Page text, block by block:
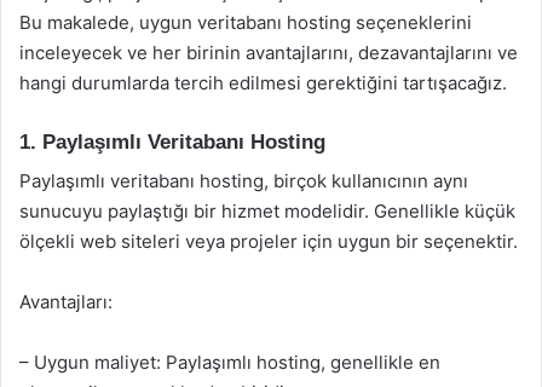
Bu makalede, uygun veritabanı hosting seçeneklerini
inceleyecek ve her birinin avantajlarını, dezavantajlarını ve
hangi durumlarda tercih edilmesi gerektiğini tartışacağız.
1. Paylaşımlı Veritabanı Hosting
Paylaşımlı veritabanı hosting, birçok kullanıcının aynı
sunucuyu paylaştığı bir hizmet modelidir. Genellikle küçük
ölçekli web siteleri veya projeler için uygun bir seçenektir.
Avantajları:
– Uygun maliyet: Paylaşımlı hosting, genellikle en